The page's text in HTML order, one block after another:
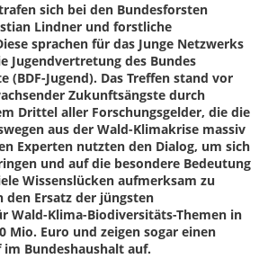
sich bei den Bundesforsten
Lindner und forstliche
sprachen für das Junge Netzwerks
Jugendvertretung des Bundes
(BDF-Jugend). Das Treffen stand vor
Zukunftsängste durch
Drittel aller Forschungsgelder, die die
aus der Wald-Klimakrise massiv
Experten nutzten den Dialog, um sich
und auf die besondere Bedeutung
Wissenslücken aufmerksam zu
den Ersatz der jüngsten
Wald-Klima-Biodiversitäts-Themen in
Mio. Euro und zeigen sogar einen
Bundeshaushalt auf.